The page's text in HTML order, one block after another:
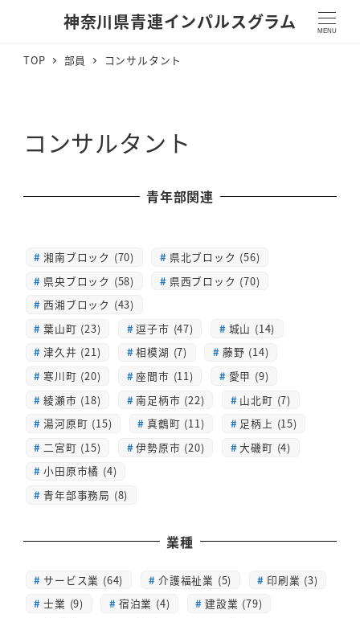
神奈川県青連インパルスグラム MENU
TOP 部員 コンサルタント
コンサルタント
青年部関連
湘南ブロック (70)
県北ブロック (56)
県央ブロック (58)
県西ブロック (70)
西湘ブロック (43)
葉山町 (23)
逗子市 (47)
城山 (14)
津久井 (21)
相模湖 (7)
藤野 (14)
寒川町 (20)
座間市 (11)
愛甲 (9)
綾瀬市 (18)
南足柄市 (22)
山北町 (7)
湯河原町 (15)
真鶴町 (11)
足柄上 (15)
二宮町 (15)
伊勢原市 (20)
大磯町 (4)
小田原市橘 (4)
青年部事務局 (8)
業種
サービス業 (64) 介護福祉業 (5)
印刷業 (3)
士業 (9)
宿泊業 (4)
建設業 (79)